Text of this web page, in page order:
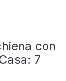
con
7